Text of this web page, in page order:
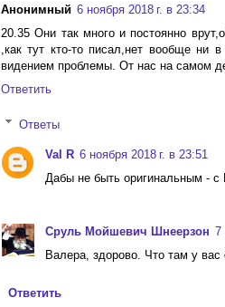
Анонимный 6 ноября 2018 г. в 23:34
20.35 Они так много и постоянно
,как тут кто-то писал,нет вообще ни
видением проблемы. От нас на самом
Ответить
Ответы
Val R 6 ноября 2018 г. в 23:51
Дабы не быть оригинальным - с
Сруль Мойшевич Шнеерзон 7
Валера, здорово. Что там у
Ответить